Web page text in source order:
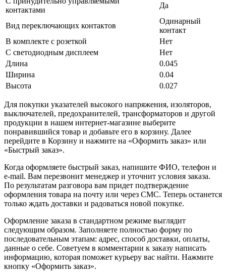
контактами
Да
Вид переключающих контактов
Одинарный
контакт
В комплекте с розеткой
Нет
С светодиодным дисплеем
Нет
Длина
0.045
Ширина
0.04
Высота
0.027
Для покупки указателей высокого напряжения, изоляторов,
выключателей, предохранителей, трансформаторов и другой
продукции в нашем интернет-магазине выберите
понравившийся товар и добавьте его в корзину. Далее
перейдите в Корзину и нажмите на «Оформить заказ» или
«Быстрый заказ».
Когда оформляете быстрый заказ, напишите ФИО, телефон и
e-mail. Вам перезвонит менеджер и уточнит условия заказа.
По результатам разговора вам придет подтверждение
оформления товара на почту или через СМС. Теперь останется
только ждать доставки и радоваться новой покупке.
Оформление заказа в стандартном режиме выглядит
следующим образом. Заполняете полностью форму по
последовательным этапам: адрес, способ доставки, оплаты,
данные о себе. Советуем в комментарии к заказу написать
информацию, которая поможет курьеру вас найти. Нажмите
кнопку «Оформить заказ».